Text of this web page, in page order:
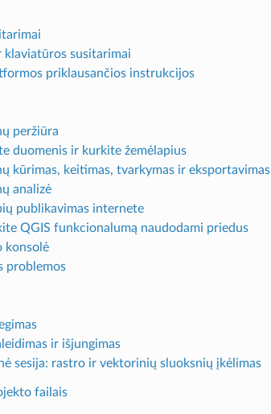
klaviatūros susitarimai
priklausančios instrukcijos
peržiūra
duomenis ir kurkite žemėlapius
kūrimas, keitimas, tvarkymas ir eksportavimas
analizė
publikavimas internete
QGIS funkcionalumą naudodami priedus
konsolė
problemos
ir išjungimas
sesija: rastro ir vektorinių sluoksnių įkėlimas
failais